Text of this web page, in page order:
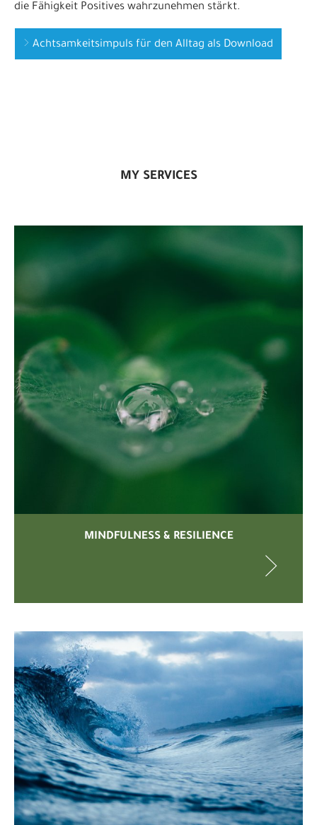
die Fähigkeit Positives wahrzunehmen stärkt.
Achtsamkeitsimpuls für den Alltag als Download
MY SERVICES
MINDFULNESS & RESILIENCE